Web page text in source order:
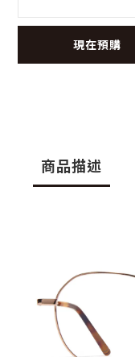
現在預購
商品描述